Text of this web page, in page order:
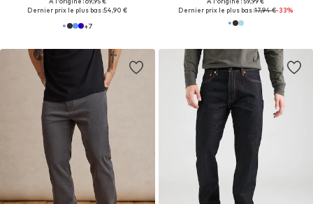
Dernier prix le plus bas :54,90 €
+7
Dernier prix le plus bas :17,94 €-33%